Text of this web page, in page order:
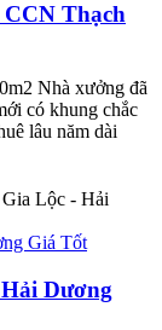
Thạch
Nhà xưởng đã
có khung chắc
lâu năm dài
Gia Lộc - Hải
Dương